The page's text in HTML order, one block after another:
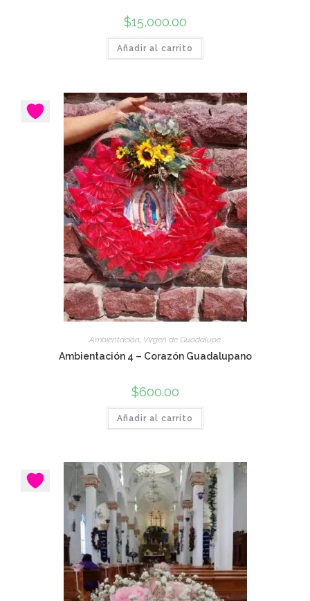
$15,000.00
Añadir al carrito
Ambientación Virgen de Guadalupe
Ambientación 4 – Corazón Guadalupano
$600.00
Añadir al carrito